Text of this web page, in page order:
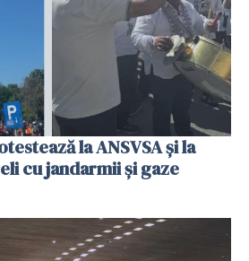
la ANSVSA și la
cu jandarmii și gaze